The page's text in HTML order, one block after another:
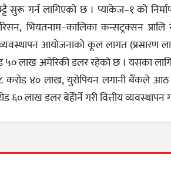
सुरू गर्न लागिएको छ । प्याकेज–१ को
भियतनाम–कालिका कन्सट्रक्सन
आयोजनाको कूल लागत (प्रसारण
लाख अमेरिकी डलर रहेको छ । यसका लागि
करोड ४० लाख, युरोपियन लगानी बैंकले
६० लाख डलर बेहोेर्ने गरी वित्तीय व्यवस्थापन